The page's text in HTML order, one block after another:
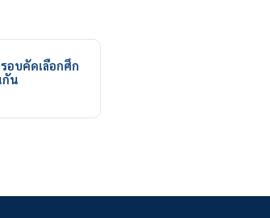
อบคัดเลือกศึก
กัน